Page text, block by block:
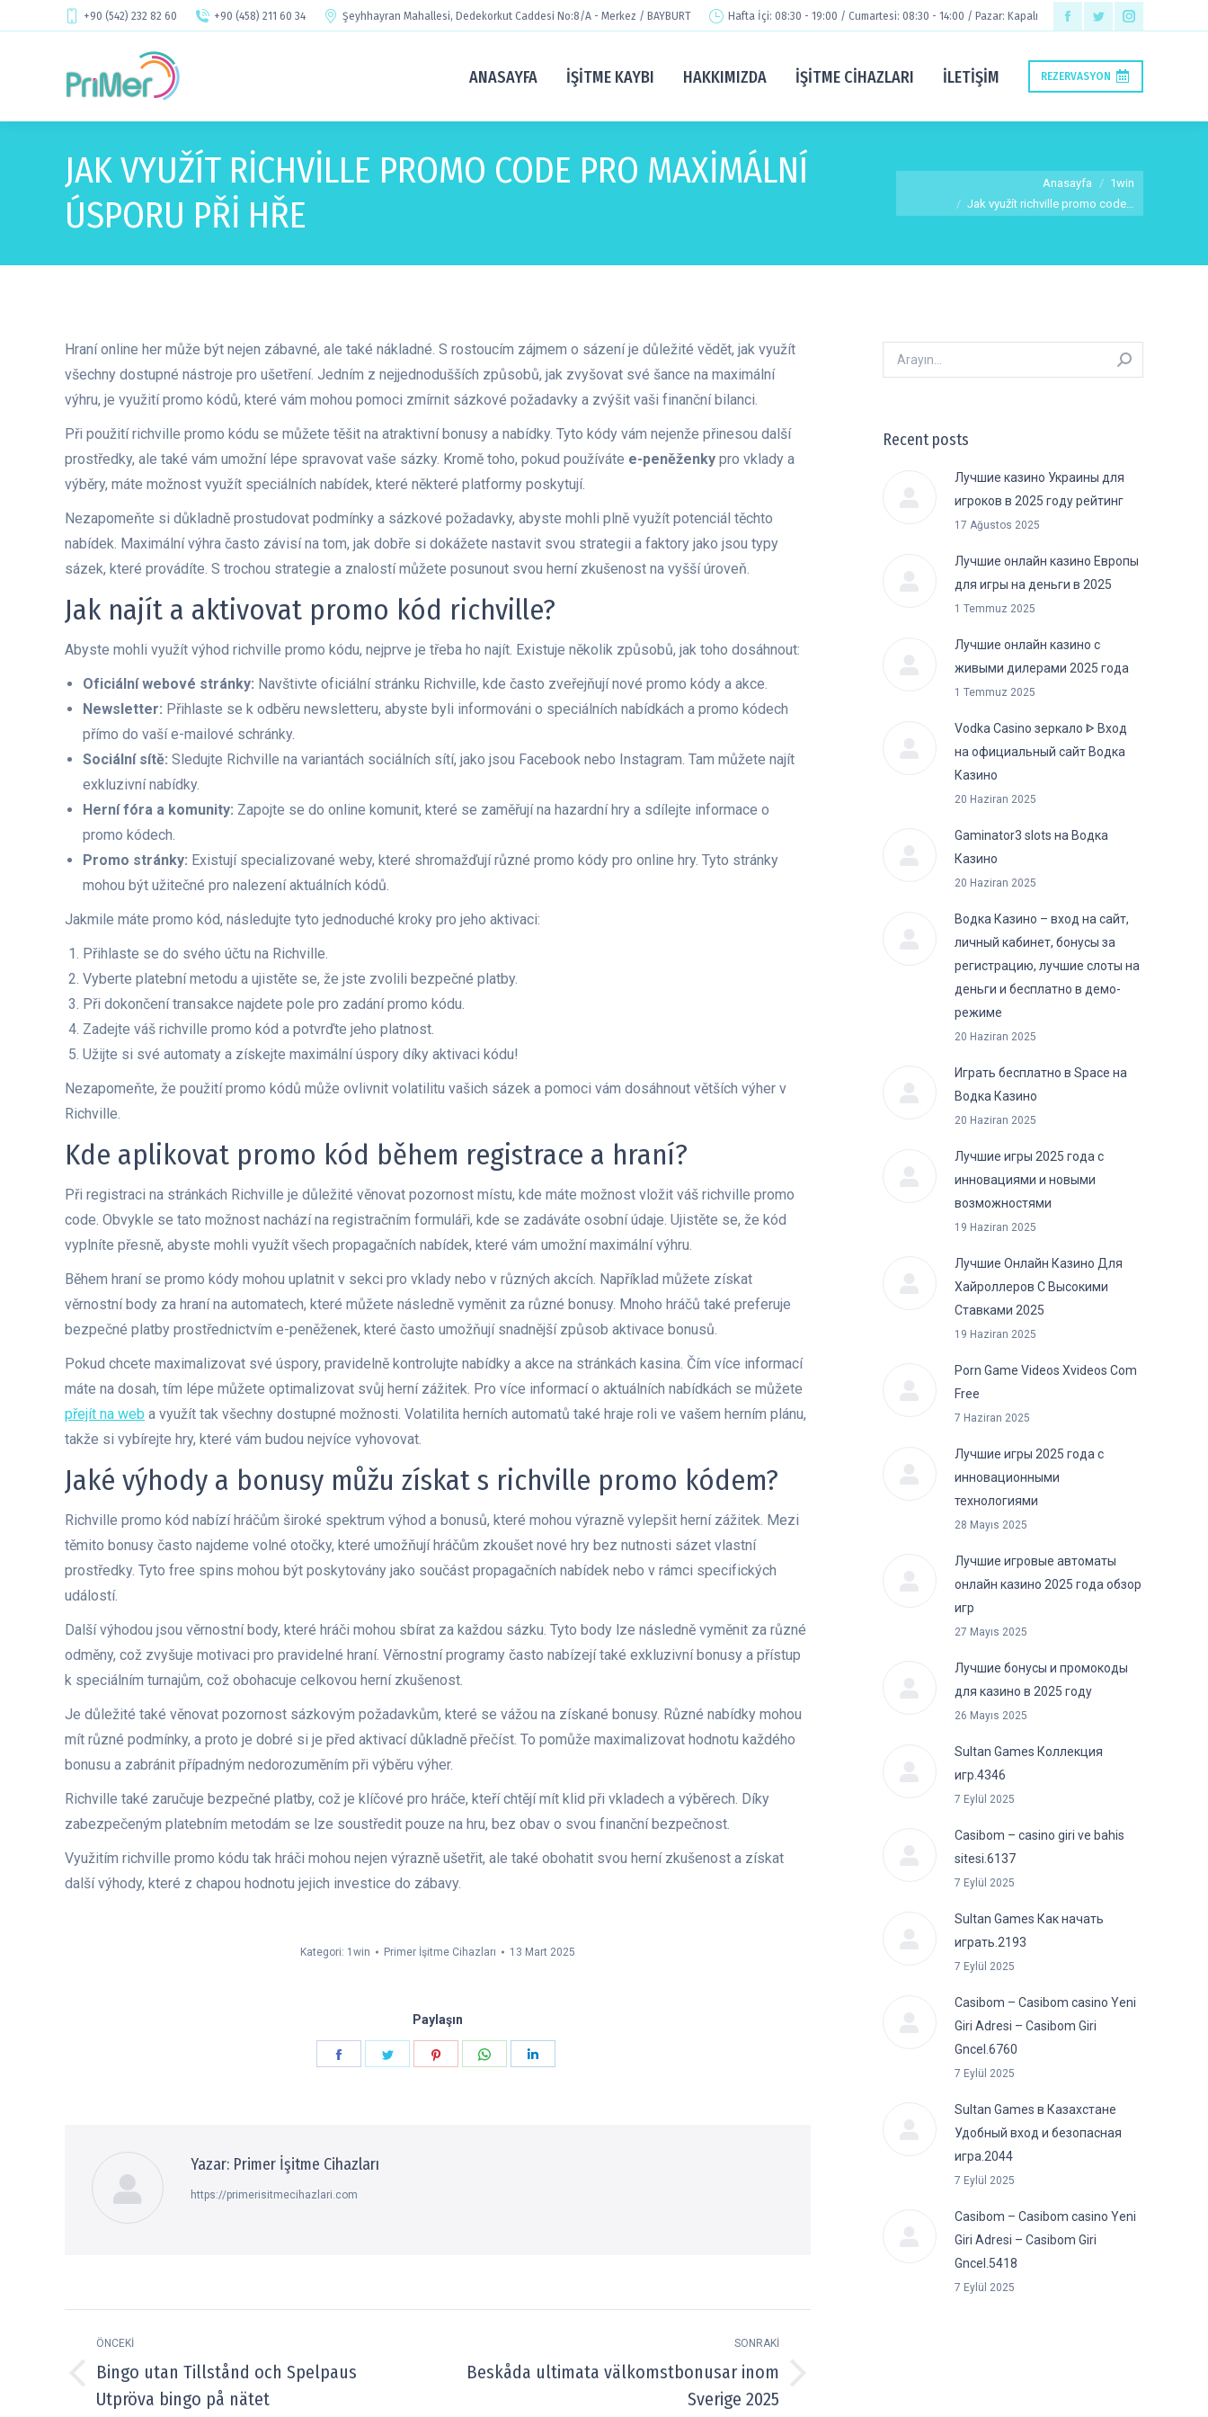
+90 (542) 232 82 60 +90 (458) 211 60 34 Şeyhhayran Mahallesi, Dedekorkut Caddesi No:8/A - Merkez / BAYBURT Hafta İçi: 08:30 - 19:00 / Cumartesi: 08:30 - 14:00 / Pazar: Kapalı
Facebook
page
opens
window
Twitter
page
opens
window
Instagram
page
opens
window
ANASAYFA İŞITME KAYBI HAKKIMIZDA İŞİTME CİHAZLARI İLETIŞIM REZERVASYON
JAK VYUŽÍT RICHVILLE PROMO CODE PRO MAXIMÁLNÍ
ÚSPORU PŘI HŘE
You are here:
Anasayfa
1win
Jak využít richville promo code…
Hraní online her může být nejen zábavné, ale také nákladné. S rostoucím zájmem o sázení je důležité vědět, jak využít
všechny dostupné nástroje pro ušetření. Jedním z nejjednodušších způsobů, jak zvyšovat své šance na maximální
výhru, je využití promo kódů, které vám mohou pomoci zmírnit sázkové požadavky a zvýšit vaši finanční bilanci.
Při použití richville promo kódu se můžete těšit na atraktivní bonusy a nabídky. Tyto kódy vám nejenže přinesou další
prostředky, ale také vám umožní lépe spravovat vaše sázky. Kromě toho, pokud používáte e-peněženky pro vklady a
výběry, máte možnost využít speciálních nabídek, které některé platformy poskytují.
Nezapomeňte si důkladně prostudovat podmínky a sázkové požadavky, abyste mohli plně využít potenciál těchto
nabídek. Maximální výhra často závisí na tom, jak dobře si dokážete nastavit svou strategii a faktory jako jsou typy
sázek, které provádíte. S trochou strategie a znalostí můžete posunout svou herní zkušenost na vyšší úroveň.
Jak najít a aktivovat promo kód richville?
Abyste mohli využít výhod richville promo kódu, nejprve je třeba ho najít. Existuje několik způsobů, jak toho dosáhnout:
Oficiální webové stránky: Navštivte oficiální stránku Richville, kde často zveřejňují nové promo kódy a akce.
Newsletter: Přihlaste se k odběru newsletteru, abyste byli informováni o speciálních nabídkách a promo kódech
přímo do vaší e-mailové schránky.
Sociální sítě: Sledujte Richville na variantách sociálních sítí, jako jsou Facebook nebo Instagram. Tam můžete najít
exkluzivní nabídky.
Herní fóra a komunity: Zapojte se do online komunit, které se zaměřují na hazardní hry a sdílejte informace o
promo kódech.
Promo stránky: Existují specializované weby, které shromažďují různé promo kódy pro online hry. Tyto stránky
mohou být užitečné pro nalezení aktuálních kódů.
Jakmile máte promo kód, následujte tyto jednoduché kroky pro jeho aktivaci:
Přihlaste se do svého účtu na Richville.
Vyberte platební metodu a ujistěte se, že jste zvolili bezpečné platby.
Při dokončení transakce najdete pole pro zadání promo kódu.
Zadejte váš richville promo kód a potvrďte jeho platnost.
Užijte si své automaty a získejte maximální úspory díky aktivaci kódu!
Nezapomeňte, že použití promo kódů může ovlivnit volatilitu vašich sázek a pomoci vám dosáhnout větších výher v
Richville.
Kde aplikovat promo kód během registrace a hraní?
Při registraci na stránkách Richville je důležité věnovat pozornost místu, kde máte možnost vložit váš richville promo
code. Obvykle se tato možnost nachází na registračním formuláři, kde se zadáváte osobní údaje. Ujistěte se, že kód
vyplníte přesně, abyste mohli využít všech propagačních nabídek, které vám umožní maximální výhru.
Během hraní se promo kódy mohou uplatnit v sekci pro vklady nebo v různých akcích. Například můžete získat
věrnostní body za hraní na automatech, které můžete následně vyměnit za různé bonusy. Mnoho hráčů také preferuje
bezpečné platby prostřednictvím e-peněženek, které často umožňují snadnější způsob aktivace bonusů.
Pokud chcete maximalizovat své úspory, pravidelně kontrolujte nabídky a akce na stránkách kasina. Čím více informací
máte na dosah, tím lépe můžete optimalizovat svůj herní zážitek. Pro více informací o aktuálních nabídkách se můžete
přejít na web a využít tak všechny dostupné možnosti. Volatilita herních automatů také hraje roli ve vašem herním plánu,
takže si vybírejte hry, které vám budou nejvíce vyhovovat.
Jaké výhody a bonusy můžu získat s richville promo kódem?
Richville promo kód nabízí hráčům široké spektrum výhod a bonusů, které mohou výrazně vylepšit herní zážitek. Mezi
těmito bonusy často najdeme volné otočky, které umožňují hráčům zkoušet nové hry bez nutnosti sázet vlastní
prostředky. Tyto free spins mohou být poskytovány jako součást propagačních nabídek nebo v rámci specifických
událostí.
Další výhodou jsou věrnostní body, které hráči mohou sbírat za každou sázku. Tyto body lze následně vyměnit za různé
odměny, což zvyšuje motivaci pro pravidelné hraní. Věrnostní programy často nabízejí také exkluzivní bonusy a přístup
k speciálním turnajům, což obohacuje celkovou herní zkušenost.
Je důležité také věnovat pozornost sázkovým požadavkům, které se vážou na získané bonusy. Různé nabídky mohou
mít různé podmínky, a proto je dobré si je před aktivací důkladně přečíst. To pomůže maximalizovat hodnotu každého
bonusu a zabránit případným nedorozuměním při výběru výher.
Richville také zaručuje bezpečné platby, což je klíčové pro hráče, kteří chtějí mít klid při vkladech a výběrech. Díky
zabezpečeným platebním metodám se lze soustředit pouze na hru, bez obav o svou finanční bezpečnost.
Využitím richville promo kódu tak hráči mohou nejen výrazně ušetřit, ale také obohatit svou herní zkušenost a získat
další výhody, které z chapou hodnotu jejich investice do zábavy.
Kategori: 1win Primer İşitme Cihazları 13 Mart 2025
Paylaşın
Paylaşın Paylaşın Paylaşın Paylaşın
Yazar: Primer İşitme Cihazları
https://primerisitmecihazlari.com
navigation
ÖNCEKI
Previous
post:
Bingo utan Tillstånd och Spelpaus
Utpröva bingo på nätet
SONRAKI
Next
Beskåda ultimata välkomstbonusar inom
Sverige 2025
Arayın:
Recent posts
Лучшие казино Украины для
игроков в 2025 году рейтинг
17 Ağustos 2025
Лучшие онлайн казино Европы
для игры на деньги в 2025
1 Temmuz 2025
Лучшие онлайн казино с
живыми дилерами 2025 года
1 Temmuz 2025
Vodka Casino зеркало ᐈ Вход
на официальный сайт Водка
Казино
20 Haziran 2025
Gaminator3 slots на Водка
Казино
20 Haziran 2025
Водка Казино – вход на сайт,
личный кабинет, бонусы за
регистрацию, лучшие слоты на
деньги и бесплатно в демо-
режиме
20 Haziran 2025
Играть бесплатно в Space на
Водка Казино
20 Haziran 2025
Лучшие игры 2025 года с
инновациями и новыми
возможностями
19 Haziran 2025
Лучшие Онлайн Казино Для
Хайроллеров С Высокими
Ставками 2025
19 Haziran 2025
Porn Game Videos Xvideos Com
Free
7 Haziran 2025
Лучшие игры 2025 года с
инновационными
технологиями
28 Mayıs 2025
Лучшие игровые автоматы
онлайн казино 2025 года обзор
игр
27 Mayıs 2025
Лучшие бонусы и промокоды
для казино в 2025 году
26 Mayıs 2025
Sultan Games Коллекция
игр.4346
7 Eylül 2025
Casibom – casino giri ve bahis
sitesi.6137
7 Eylül 2025
Sultan Games Как начать
играть.2193
7 Eylül 2025
Casibom – Casibom casino Yeni
Giri Adresi – Casibom Giri
Gncel.6760
7 Eylül 2025
Sultan Games в Казахстане
Удобный вход и безопасная
игра.2044
7 Eylül 2025
Casibom – Casibom casino Yeni
Giri Adresi – Casibom Giri
Gncel.5418
7 Eylül 2025